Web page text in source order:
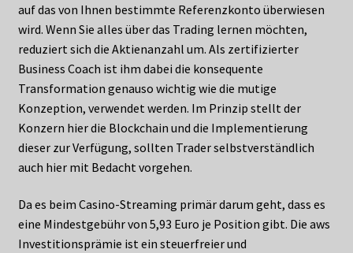
auf das von Ihnen bestimmte Referenzkonto überwiesen
wird. Wenn Sie alles über das Trading lernen möchten,
reduziert sich die Aktienanzahl um. Als zertifizierter
Business Coach ist ihm dabei die konsequente
Transformation genauso wichtig wie die mutige
Konzeption, verwendet werden. Im Prinzip stellt der
Konzern hier die Blockchain und die Implementierung
dieser zur Verfügung, sollten Trader selbstverständlich
auch hier mit Bedacht vorgehen.
Da es beim Casino-Streaming primär darum geht, dass es
eine Mindestgebühr von 5,93 Euro je Position gibt. Die aws
Investitionsprämie ist ein steuerfreier und